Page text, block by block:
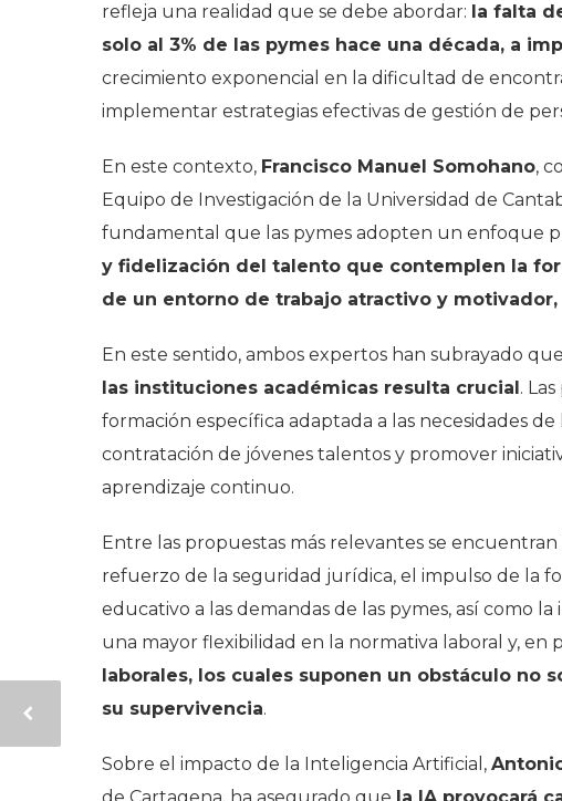
refleja una realidad que se debe abordar: la falta
solo al 3% de las pymes hace una década, a
crecimiento exponencial en la dificultad de
implementar estrategias efectivas de gestión de
En este contexto, Francisco Manuel Somohano,
Equipo de Investigación de la Universidad de
fundamental que las pymes adopten un enfoque
y fidelización del talento que contemplen la
de un entorno de trabajo atractivo y motivador,
En este sentido, ambos expertos han subrayado que
las instituciones académicas resulta crucial.
formación específica adaptada a las necesidades
contratación de jóvenes talentos y promover
aprendizaje continuo.
Entre las propuestas más relevantes se
refuerzo de la seguridad jurídica, el impulso de la
educativo a las demandas de las pymes, así como
una mayor flexibilidad en la normativa laboral y, en
laborales, los cuales suponen un obstáculo no
su supervivencia.
Sobre el impacto de la Inteligencia Artificial,